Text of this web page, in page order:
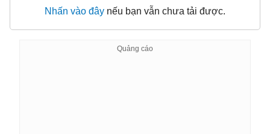
Nhấn vào đây nếu bạn vẫn chưa tải được.